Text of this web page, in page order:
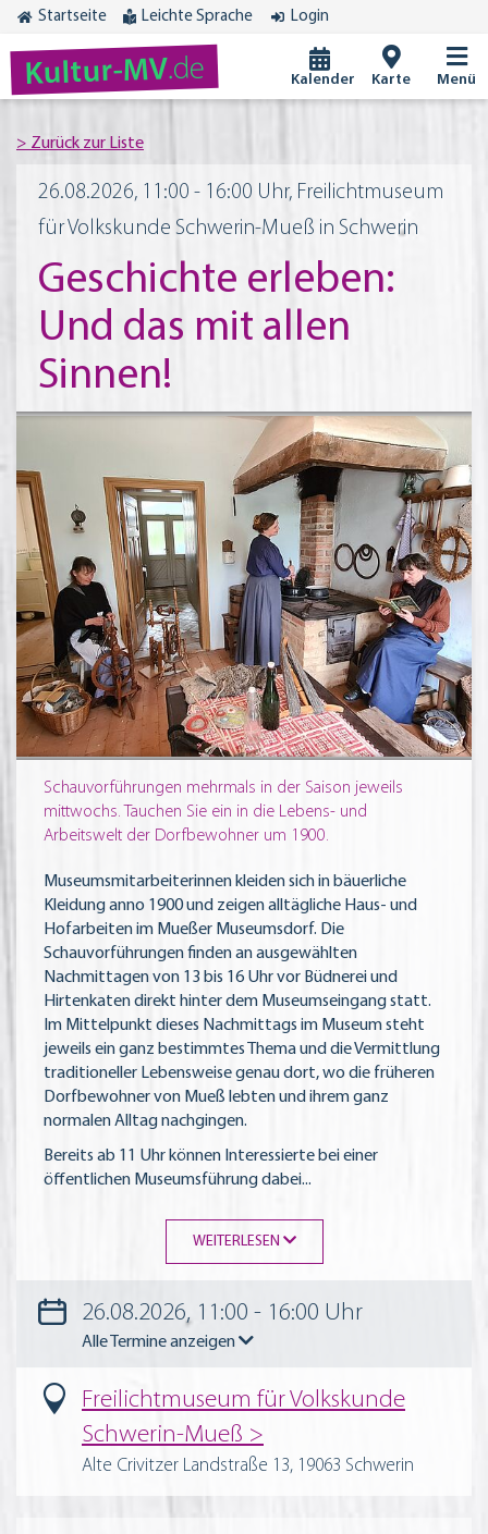
Startseite Leichte Sprache Login
Kultur-MV.de Kalender Karte Menü
26.08.2026, 11:00 - 16:00 Uhr, Freilichtmuseum
für Volkskunde Schwerin-Mueß in Schwerin
Geschichte erleben:
Und das mit allen
Sinnen!
Schauvorführungen mehrmals in der Saison jeweils
mittwochs. Tauchen Sie ein in die Lebens- und
Arbeitswelt der Dorfbewohner um 1900.
Museumsmitarbeiterinnen kleiden sich in bäuerliche
Kleidung anno 1900 und zeigen alltägliche Haus- und
Hofarbeiten im Mueßer Museumsdorf. Die
Schauvorführungen finden an ausgewählten
Nachmittagen von 13 bis 16 Uhr vor Büdnerei und
Hirtenkaten direkt hinter dem Museumseingang statt.
Im Mittelpunkt dieses Nachmittags im Museum steht
jeweils ein ganz bestimmtes Thema und die Vermittlung
traditioneller Lebensweise genau dort, wo die früheren
Dorfbewohner von Mueß lebten und ihrem ganz
normalen Alltag nachgingen.
Bereits ab 11 Uhr können Interessierte bei einer
öffentlichen Museumsführung dabei...
WEITERLESEN
26.08.2026, 11:00 - 16:00 Uhr
Alle Termine anzeigen
Freilichtmuseum für Volkskunde
Schwerin-Mueß
Alte Crivitzer Landstraße 13, 19063 Schwerin